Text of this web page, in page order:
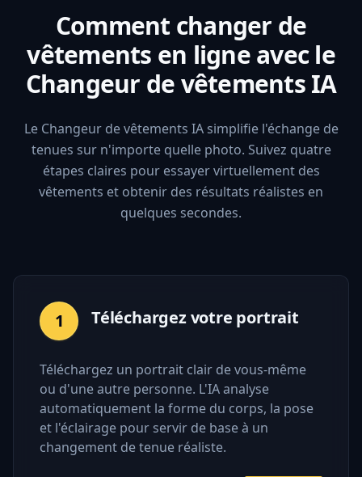
Comment changer de
vêtements en ligne avec le
Changeur de vêtements IA
Le Changeur de vêtements IA simplifie l'échange de
tenues sur n'importe quelle photo. Suivez quatre
étapes claires pour essayer virtuellement des
vêtements et obtenir des résultats réalistes en
quelques secondes.
1 Téléchargez votre portrait
Téléchargez un portrait clair de vous-même
ou d'une autre personne. L'IA analyse
automatiquement la forme du corps, la pose
et l'éclairage pour servir de base à un
changement de tenue réaliste.